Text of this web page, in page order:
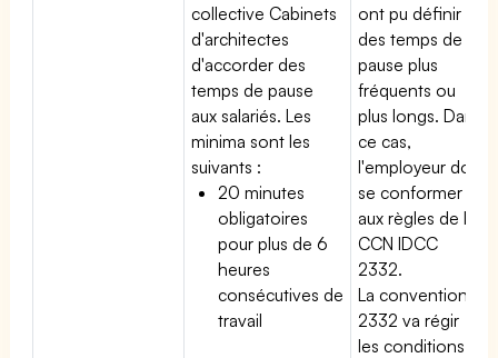
collective Cabinets
d'architectes
d'accorder des
temps de pause
aux salariés. Les
minima sont les
suivants :
20 minutes
obligatoires
pour plus de 6
heures
consécutives de
travail
ont pu définir
des temps de
pause plus
fréquents ou
plus longs. Dans
ce cas,
l'employeur doit
se conformer
aux règles de la
CCN IDCC
2332.
La convention
2332 va régir
les conditions